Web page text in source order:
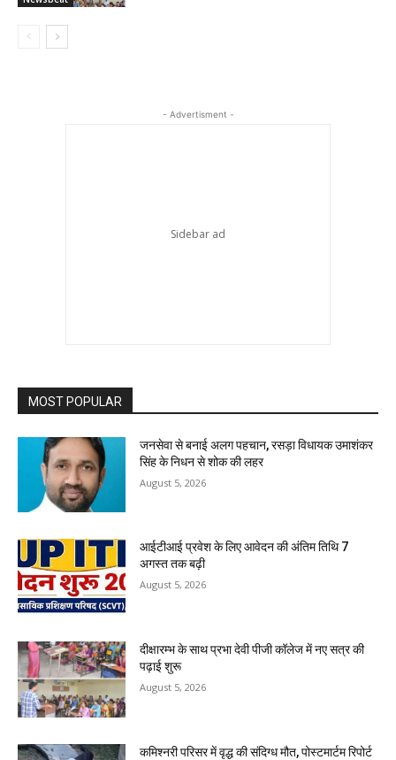
- Advertisment -
MOST POPULAR
जनसेवा से बनाई अलग पहचान, रसड़ा विधायक उमाशंकर
सिंह के निधन से शोक की लहर
August 5, 2026
आईटीआई प्रवेश के लिए आवेदन की अंतिम तिथि 7
अगस्त तक बढ़ी
August 5, 2026
दीक्षारम्भ के साथ प्रभा देवी पीजी कॉलेज में नए सत्र की
पढ़ाई शुरू
August 5, 2026
कमिश्नरी परिसर में वृद्ध की संदिग्ध मौत, पोस्टमार्टम रिपोर्ट